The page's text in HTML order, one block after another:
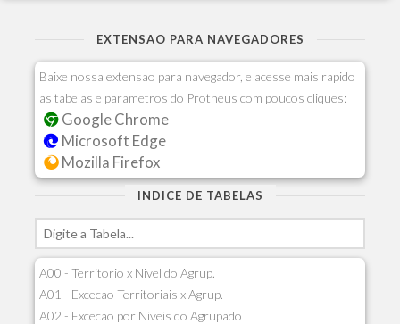
EXTENSAO PARA NAVEGADORES
Baixe nossa extensao para navegador, e acesse mais rapido
as tabelas e parametros do Protheus com poucos cliques:
Google Chrome
Microsoft Edge
Mozilla Firefox
INDICE DE TABELAS
A00 - Territorio x Nivel do Agrup.
A01 - Excecao Territoriais x Agrup.
A02 - Excecao por Niveis do Agrupado